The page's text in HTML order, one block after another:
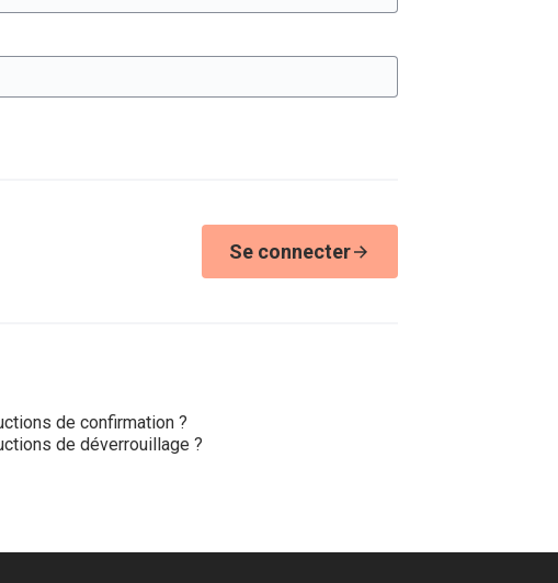
Se connecter
de confirmation ?
de déverrouillage ?